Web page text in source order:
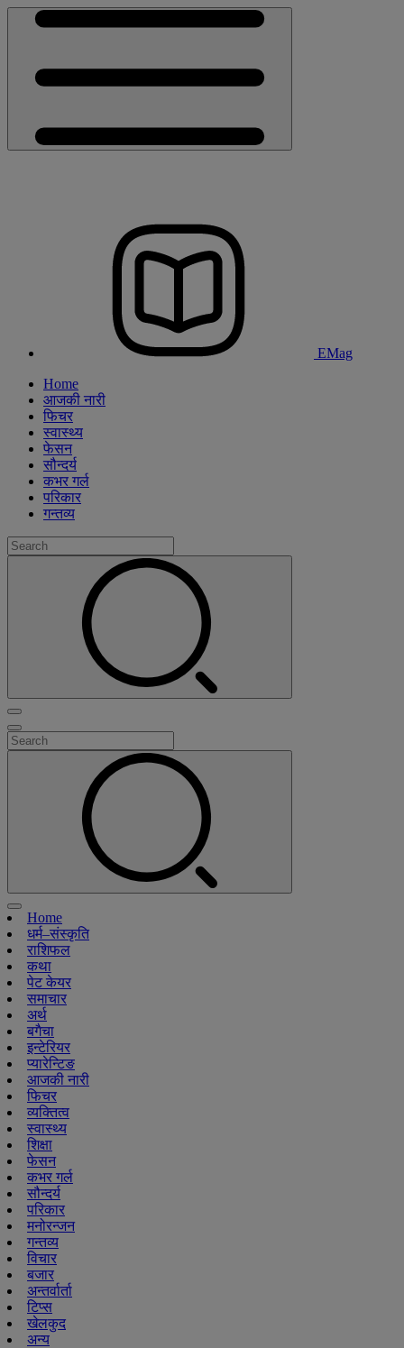
EMag
Home
आजकी नारी
फिचर
स्वास्थ्य
फेसन
सौन्दर्य
कभर गर्ल
परिकार
गन्तव्य
Home
धर्म–संस्कृति
राशिफल
कथा
पेट केयर
समाचार
अर्थ
बगैचा
इन्टेरियर
प्यारेन्टिङ
आजकी नारी
फिचर
व्यक्तित्व
स्वास्थ्य
शिक्षा
फेसन
कभर गर्ल
सौन्दर्य
परिकार
मनोरन्जन
गन्तव्य
विचार
बजार
अन्तर्वार्ता
टिप्स
खेलकुद
अन्य